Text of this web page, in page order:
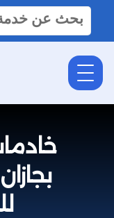
البحث
عن: